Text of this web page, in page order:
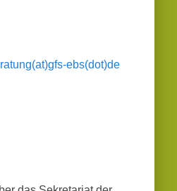
ebs(dot)de